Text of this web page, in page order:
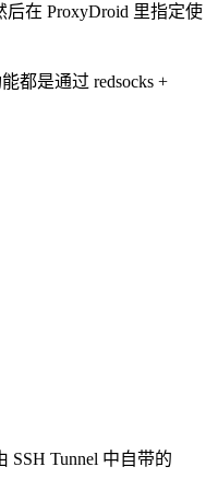
在 ProxyDroid 里指定使
都是通过 redsocks +
SSH Tunnel 中自带的